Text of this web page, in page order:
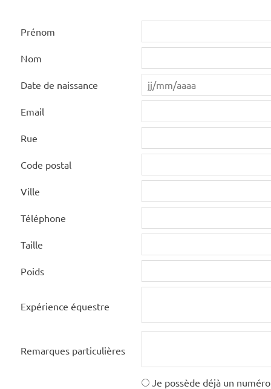
Prénom
Nom
Date de naissance
Email
Rue
Code postal
Ville
Téléphone
Taille
Poids
Expérience équestre
Remarques particulières
Je possède déjà un